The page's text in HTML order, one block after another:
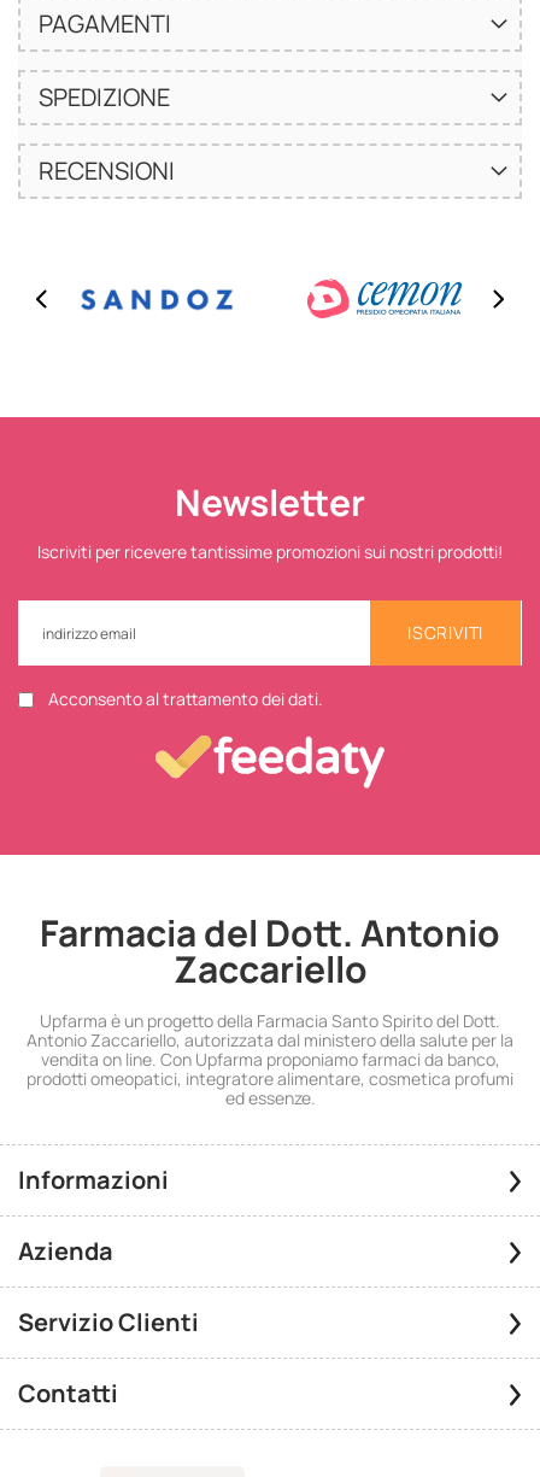
PAGAMENTI
SPEDIZIONE
RECENSIONI
Newsletter
Iscriviti per ricevere tantissime promozioni sui nostri prodotti!
ISCRIVITI
Acconsento al trattamento dei dati.
Farmacia del Dott. Antonio
Zaccariello
Upfarma è un progetto della Farmacia Santo Spirito del Dott.
Antonio Zaccariello, autorizzata dal ministero della salute per la
vendita on line. Con Upfarma proponiamo farmaci da banco,
prodotti omeopatici, integratore alimentare, cosmetica profumi
ed essenze.
Informazioni
Azienda
Servizio Clienti
Contatti